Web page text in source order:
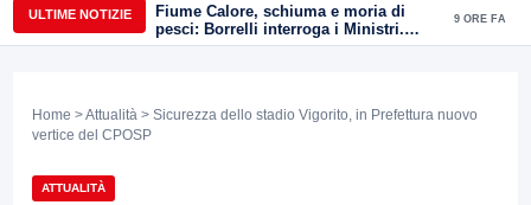
ULTIME NOTIZIE
Fiume Calore, schiuma e moria di
pesci: Borrelli interroga i Ministri.
“Benevento paga l’assenza del
9 ORE FA
Home >Attualità > Sicurezza dello stadio Vigorito, in Prefettura nuovo
vertice del CPOSP
ATTUALITÀ